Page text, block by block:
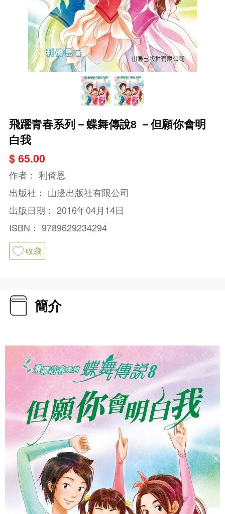
飛躍青春系列－蝶舞傳說8 －但願你會明
白我
$ 65.00
作者： 利倚恩
出版社： 山邊出版社有限公司
出版日期： 2016年04月14日
ISBN： 9789629234294
收藏
簡介